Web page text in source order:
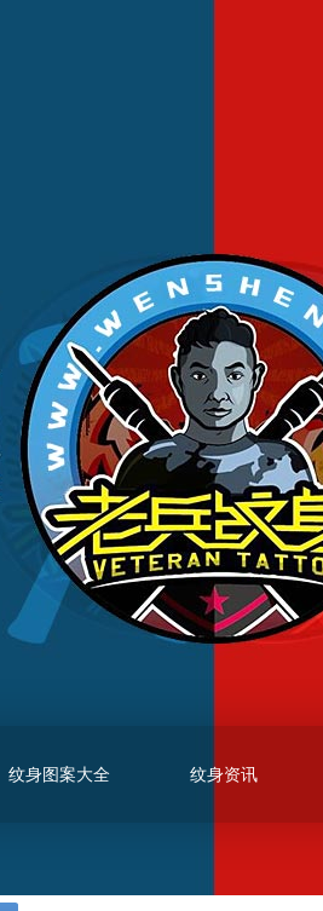
纹身图案大全 纹身资讯